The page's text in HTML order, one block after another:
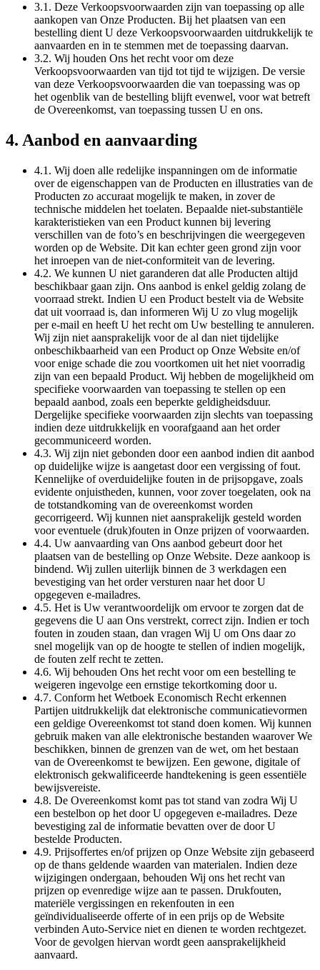
3.1. Deze Verkoopsvoorwaarden zijn van toepassing op alle
aankopen van Onze Producten. Bij het plaatsen van een
bestelling dient U deze Verkoopsvoorwaarden uitdrukkelijk te
aanvaarden en in te stemmen met de toepassing daarvan.
3.2. Wij houden Ons het recht voor om deze
Verkoopsvoorwaarden van tijd tot tijd te wijzigen. De versie
van deze Verkoopsvoorwaarden die van toepassing was op
het ogenblik van de bestelling blijft evenwel, voor wat betreft
de Overeenkomst, van toepassing tussen U en ons.
4. Aanbod en aanvaarding
4.1. Wij doen alle redelijke inspanningen om de informatie
over de eigenschappen van de Producten en illustraties van de
Producten zo accuraat mogelijk te maken, in zover de
technische middelen het toelaten. Bepaalde niet-substantiële
karakteristieken van een Product kunnen bij levering
verschillen van de foto’s en beschrijvingen die weergegeven
worden op de Website. Dit kan echter geen grond zijn voor
het inroepen van de niet-conformiteit van de levering.
4.2. We kunnen U niet garanderen dat alle Producten altijd
beschikbaar gaan zijn. Ons aanbod is enkel geldig zolang de
voorraad strekt. Indien U een Product bestelt via de Website
dat uit voorraad is, dan informeren Wij U zo vlug mogelijk
per e-mail en heeft U het recht om Uw bestelling te annuleren.
Wij zijn niet aansprakelijk voor de al dan niet tijdelijke
onbeschikbaarheid van een Product op Onze Website en/of
voor enige schade die zou voortkomen uit het niet voorradig
zijn van een bepaald Product. Wij hebben de mogelijkheid om
specifieke voorwaarden van toepassing te stellen op een
bepaald aanbod, zoals een beperkte geldigheidsduur.
Dergelijke specifieke voorwaarden zijn slechts van toepassing
indien deze uitdrukkelijk en voorafgaand aan het order
gecommuniceerd worden.
4.3. Wij zijn niet gebonden door een aanbod indien dit aanbod
op duidelijke wijze is aangetast door een vergissing of fout.
Kennelijke of overduidelijke fouten in de prijsopgave, zoals
evidente onjuistheden, kunnen, voor zover toegelaten, ook na
de totstandkoming van de overeenkomst worden
gecorrigeerd. Wij kunnen niet aansprakelijk gesteld worden
voor eventuele (druk)fouten in Onze prijzen of voorwaarden.
4.4. Uw aanvaarding van Ons aanbod gebeurt door het
plaatsen van de bestelling op Onze Website. Deze aankoop is
bindend. Wij zullen uiterlijk binnen de 3 werkdagen een
bevestiging van het order versturen naar het door U
opgegeven e-mailadres.
4.5. Het is Uw verantwoordelijk om ervoor te zorgen dat de
gegevens die U aan Ons verstrekt, correct zijn. Indien er toch
fouten in zouden staan, dan vragen Wij U om Ons daar zo
snel mogelijk van op de hoogte te stellen of indien mogelijk,
de fouten zelf recht te zetten.
4.6. Wij behouden Ons het recht voor om een bestelling te
weigeren ingevolge een ernstige tekortkoming door u.
4.7. Conform het Wetboek Economisch Recht erkennen
Partijen uitdrukkelijk dat elektronische communicatievormen
een geldige Overeenkomst tot stand doen komen. Wij kunnen
gebruik maken van alle elektronische bestanden waarover We
beschikken, binnen de grenzen van de wet, om het bestaan
van de Overeenkomst te bewijzen. Een gewone, digitale of
elektronisch gekwalificeerde handtekening is geen essentiële
bewijsvereiste.
4.8. De Overeenkomst komt pas tot stand van zodra Wij U
een bestelbon op het door U opgegeven e-mailadres. Deze
bevestiging zal de informatie bevatten over de door U
bestelde Producten.
4.9. Prijsoffertes en/of prijzen op Onze Website zijn gebaseerd
op de thans geldende waarden van materialen. Indien deze
wijzigingen ondergaan, behouden Wij ons het recht van
prijzen op evenredige wijze aan te passen. Drukfouten,
materiële vergissingen en rekenfouten in een
geïndividualiseerde offerte of in een prijs op de Website
verbinden Auto-Service niet en dienen te worden rechtgezet.
Voor de gevolgen hiervan wordt geen aansprakelijkheid
aanvaard.